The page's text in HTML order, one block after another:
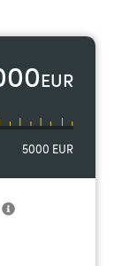
EUR
5000 EUR